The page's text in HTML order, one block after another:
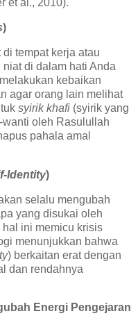
et al., 2010).
)
tempat kerja atau
di dalam hati Anda
kebaikan
agar orang lain melihat
syirik khafi (syirik yang
oleh Rasulullah
pahala amal
Identity)
selalu mengubah
yang disukai oleh
ini memicu krisis
menunjukkan bahwa
) berkaitan erat dengan
dan rendahnya
Energi Pengejaran